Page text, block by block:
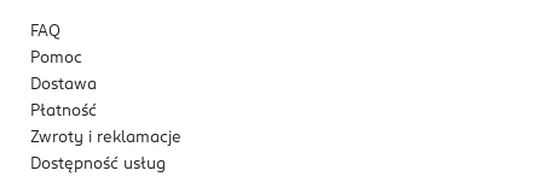
FAQ
Pomoc
Dostawa
Płatność
Zwroty i reklamacje
Dostępność usług